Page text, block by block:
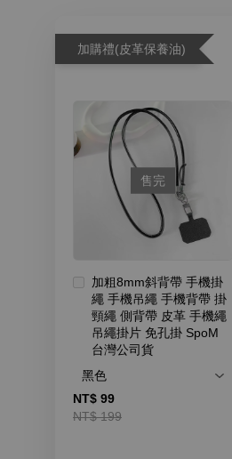
加購禮(皮革保養油)
售完
加粗8mm斜背帶 手機掛
繩 手機吊繩 手機背帶 掛
頸繩 側背帶 皮革 手機繩
吊繩掛片 免孔掛 SpoM
台灣公司貨
NT$ 99
NT$ 199